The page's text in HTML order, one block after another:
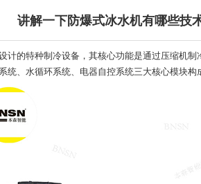
讲解一下防爆式冰水机有哪些技
计的特种制冷设备，其核心功能是通过压缩机
、水循环系统、电器自控系统三大核心模块构